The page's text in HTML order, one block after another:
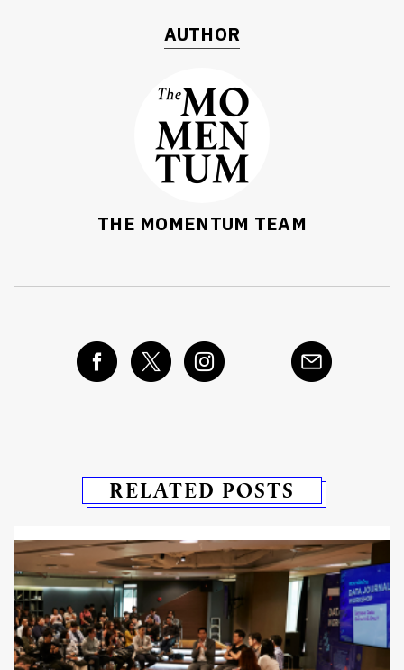
AUTHOR
THE MOMENTUM TEAM
RELATED POSTS